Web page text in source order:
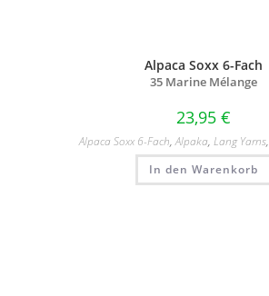
Alpaca Soxx 6-Fach
35 Marine Mélange
23,95 €
Alpaca Soxx 6-Fach,Alpaka, Lang Yarns,
In den Warenkorb